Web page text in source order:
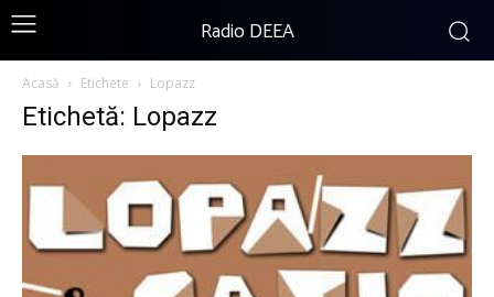
Radio DEEA
Acasă Etichete Lopazz
Etichetă: Lopazz